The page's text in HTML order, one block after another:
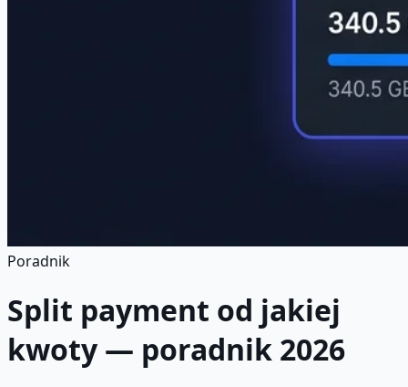
Poradnik
Split payment od jakiej
kwoty — poradnik 2026